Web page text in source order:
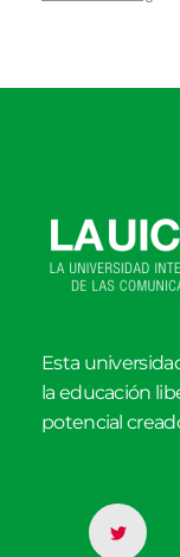
Esta
la educación
potencial